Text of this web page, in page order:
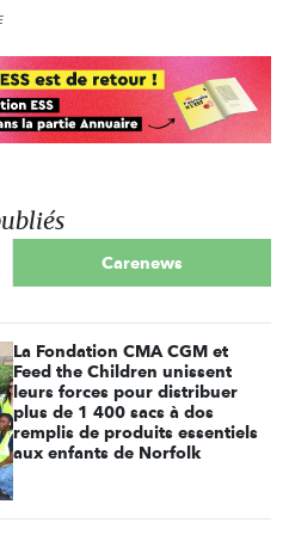
Carenews
La Fondation CMA CGM et
Feed the Children unissent
leurs forces pour distribuer
plus de 1 400 sacs à dos
remplis de produits essentiels
aux enfants de Norfolk